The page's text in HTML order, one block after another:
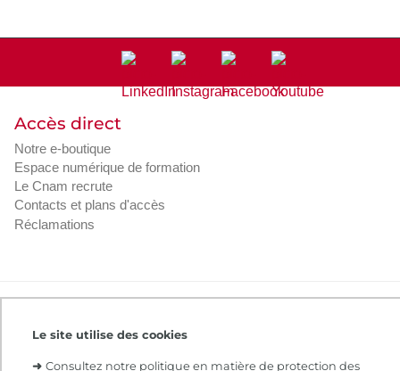
Le site utilise des cookies
➜ Consultez notre politique en matière de protection des
Accès direct
Notre e-boutique
Espace numérique de formation
Le Cnam recrute
Contacts et plans d'accès
Réclamations
Règlement intérieur